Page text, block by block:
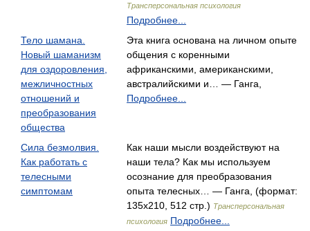
Трансперсональная психология
Подробнее...
Тело шамана.
Новый шаманизм
для оздоровления,
межличностных
отношений и
преобразования
общества
Эта книга основана на личном опыте
общения с коренными
африканскими, американскими,
австралийскими и… — Ганга,
Подробнее...
Сила безмолвия.
Как работать с
телесными
симптомам
Как наши мысли воздействуют на
наши тела? Как мы используем
осознание для преобразования
опыта телесных… — Ганга, (формат:
135x210, 512 стр.) Трансперсональная
психология Подробнее...